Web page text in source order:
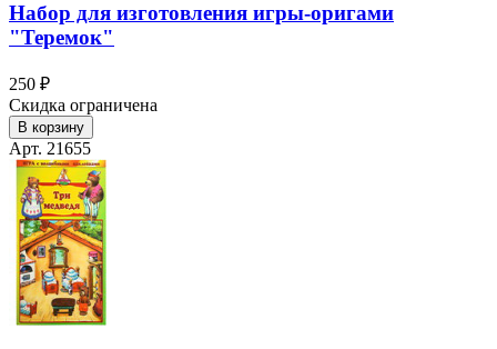
Набор для изготовления игры-оригами
"Теремок"
250 ₽
Скидка ограничена
В корзину
Арт. 21655